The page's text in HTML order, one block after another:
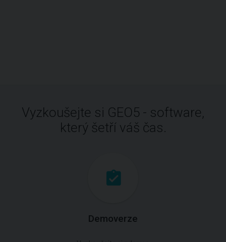
Vyzkoušejte si GEO5 - software,
který šetří váš čas.
Demoverze